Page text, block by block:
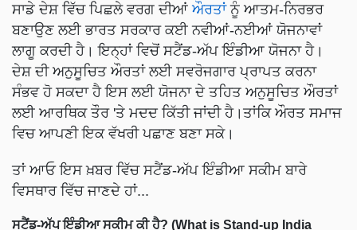
ਸਾਡੇ ਦੇਸ਼ ਵਿੱਚ ਪਿਛਲੇ ਵਰਗ ਦੀਆਂ ਔਰਤਾਂਨੂੰ ਆਤਮ-ਨਿਰਭਰ
ਬਣਾਉਣ ਲਈ ਭਾਰਤ ਸਰਕਾਰ ਕਈ ਨਵੀਆਂ-ਨਈਆਂ ਯੋਜਨਾਵਾਂ
ਲਾਗੂ ਕਰਦੀ ਹੈ। ਇਨ੍ਹਾਂ ਵਿਚੋਂ ਸਟੈਂਡ-ਅੱਪ ਇੰਡੀਆ ਯੋਜਨਾ ਹੈ।
ਦੇਸ਼ ਦੀ ਅਨੁਸੂਚਿਤ ਔਰਤਾਂ ਲਈ ਸਵਰੋਜਗਾਰ ਪ੍ਰਾਪਤ ਕਰਨਾ
ਸੰਭਵ ਹੋ ਸਕਦਾ ਹੈ ਇਸ ਲਈ ਯੋਜਨਾ ਦੇ ਤਹਿਤ ਅਨੁਸੂਚਿਤ ਔਰਤਾਂ
ਲਈ ਆਰਥਿਕ ਤੌਰ 'ਤੇ ਮਦਦ ਕਿੱਤੀ ਜਾਂਦੀ ਹੈ।ਤਾਂਕਿ ਔਰਤ ਸਮਾਜ
ਵਿਚ ਆਪਣੀ ਇਕ ਵੱਖਰੀ ਪਛਾਣ ਬਣਾ ਸਕੇ।
ਤਾਂ ਆਓ ਇਸ ਖ਼ਬਰ ਵਿੱਚ ਸਟੈਂਡ-ਅੱਪ ਇੰਡੀਆ ਸਕੀਮ ਬਾਰੇ
ਵਿਸਥਾਰ ਵਿੱਚ ਜਾਣਦੇ ਹਾਂ...
ਸਟੈਂਡ-ਅੱਪ ਇੰਡੀਆ ਸਕੀਮ ਕੀ ਹੈ? (What is Stand-up India